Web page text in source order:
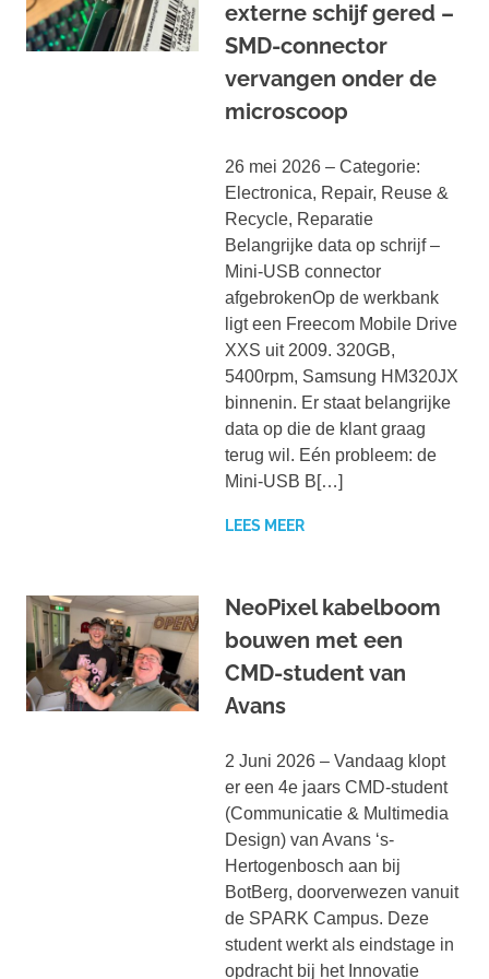
externe schijf gered –
SMD-connector
vervangen onder de
microscoop
26 mei 2026 – Categorie:
Electronica, Repair, Reuse &
Recycle, Reparatie
Belangrijke data op schrijf –
Mini-USB connector
afgebrokenOp de werkbank
ligt een Freecom Mobile Drive
XXS uit 2009. 320GB,
5400rpm, Samsung HM320JX
binnenin. Er staat belangrijke
data op die de klant graag
terug wil. Eén probleem: de
Mini-USB B[…]
LEES MEER
NeoPixel kabelboom
bouwen met een
CMD-student van
Avans
2 Juni 2026 – Vandaag klopt
er een 4e jaars CMD-student
(Communicatie & Multimedia
Design) van Avans ‘s-
Hertogenbosch aan bij
BotBerg, doorverwezen vanuit
de SPARK Campus. Deze
student werkt als eindstage in
opdracht bij het Innovatie